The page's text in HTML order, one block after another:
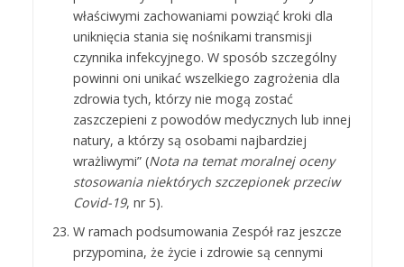
właściwymi zachowaniami powziąć kroki dla
uniknięcia stania się nośnikami transmisji
czynnika infekcyjnego. W sposób szczególny
powinni oni unikać wszelkiego zagrożenia dla
zdrowia tych, którzy nie mogą zostać
zaszczepieni z powodów medycznych lub innej
natury, a którzy są osobami najbardziej
wrażliwymi” (Nota na temat moralnej oceny
stosowania niektórych szczepionek przeciw
Covid-19, nr 5).
W ramach podsumowania Zespół raz jeszcze
przypomina, że życie i zdrowie są cennymi